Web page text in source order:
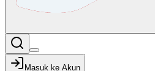
Masuk ke Akun